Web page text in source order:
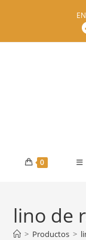
0
lino de
> Productos >